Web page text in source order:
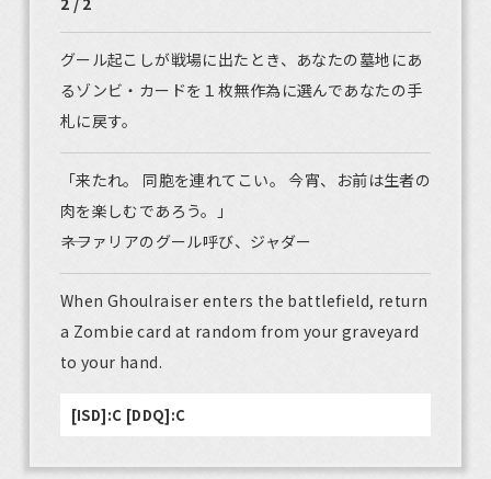
グール起こしが戦場に出たとき、あなたの墓地にあ
るゾンビ・カードを１枚無作為に選んであなたの手
札に戻す。
「来たれ。 同胞を連れてこい。 今宵、お前は生者の
肉を楽しむであろう。」
――ネファリアのグール呼び、ジャダー
When Ghoulraiser enters the battlefield, return
a Zombie card at random from your graveyard
to your hand.
[ISD]:C [DDQ]:C